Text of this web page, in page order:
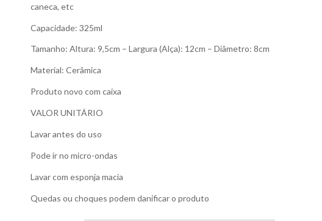
caneca, etc
Capacidade: 325ml
Tamanho: Altura: 9,5cm – Largura (Alça): 12cm – Diâmetro: 8cm
Material: Cerâmica
Produto novo com caixa
VALOR UNITÁRIO
Lavar antes do uso
Pode ir no micro-ondas
Lavar com esponja macia
Quedas ou choques podem danificar o produto